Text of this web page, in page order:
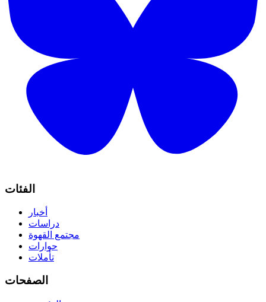
الفئات
أخبار
دراسات
مجتمع القهوة
حوارات
تأملات
الصفحات